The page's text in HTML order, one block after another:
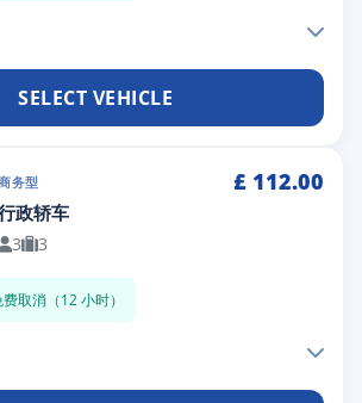
SELECT VEHICLE
务型 £ 112.00
政轿车
3 3
取消（12 小时）